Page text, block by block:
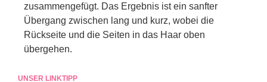
zusammengefügt. Das Ergebnis ist ein sanfter
Übergang zwischen lang und kurz, wobei die
Rückseite und die Seiten in das Haar oben
übergehen.
UNSER LINKTIPP